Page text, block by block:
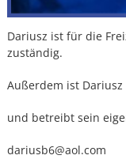
Dariusz ist für die
zuständig.
Außerdem ist
und betreibt sein
dariusb6@aol.com